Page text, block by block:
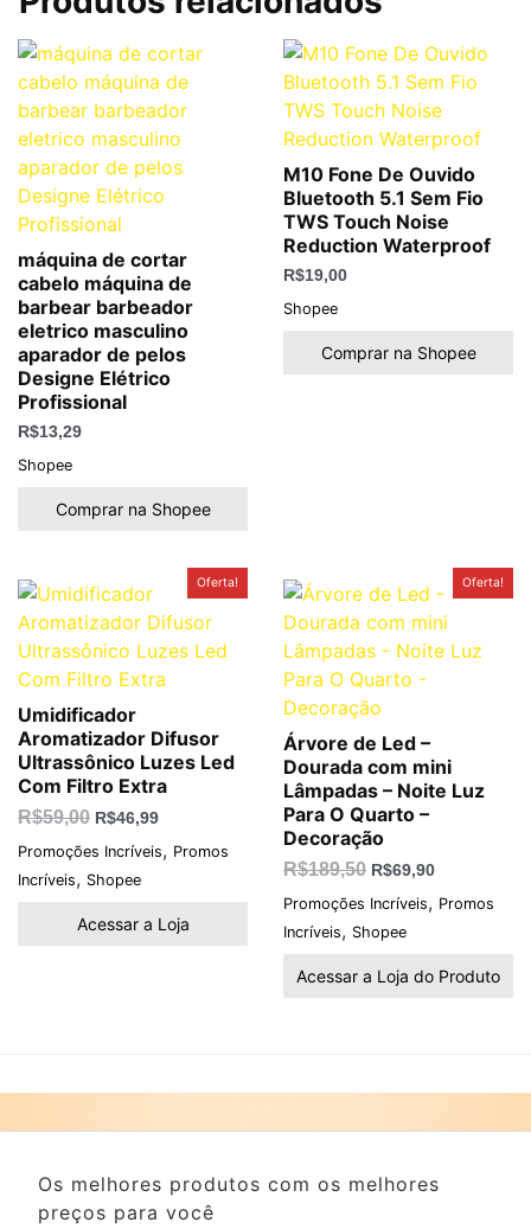
máquina de cortar
cabelo máquina de
barbear barbeador
eletrico masculino
aparador de pelos
Designe Elétrico
Profissional
R$13,29
Shopee
Comprar na Shopee
M10 Fone De Ouvido
Bluetooth 5.1 Sem Fio
TWS Touch Noise
Reduction Waterproof
R$19,00
Shopee
Comprar na Shopee
Oferta!
Umidificador
Aromatizador Difusor
Ultrassônico Luzes Led
Com Filtro Extra
R$59,00
preço
era:
R$59,00.
R$46,99
atual
é:
R$46,99.
Promoções Incríveis, Promos
Incríveis, Shopee
Acessar a Loja
Oferta!
Árvore de Led –
Dourada com mini
Lâmpadas – Noite Luz
Para O Quarto –
Decoração
R$189,50
preço
era:
R$189,50.
R$69,90
preço
é:
R$69,90.
Promoções Incríveis, Promos
Incríveis, Shopee
Acessar a Loja do Produto
Os melhores produtos com os melhores
preços para você